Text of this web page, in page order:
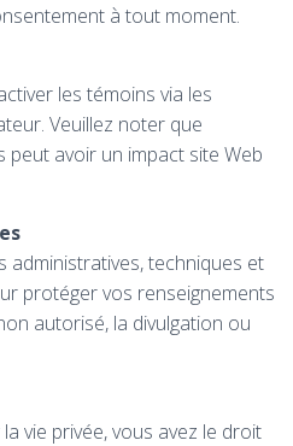
à tout moment.
les témoins via les
Veuillez noter que
avoir un impact site Web
administratives, techniques et
protéger vos renseignements
autorisé, la divulgation ou
vie privée, vous avez le droit